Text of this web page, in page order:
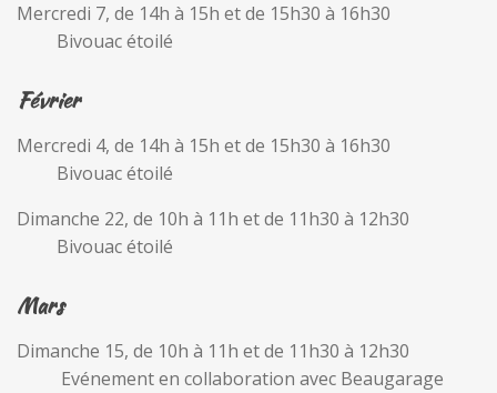
Mercredi 7, de 14h à 15h et de 15h30 à 16h30
Bivouac étoilé
Février
Mercredi 4, de 14h à 15h et de 15h30 à 16h30
Bivouac étoilé
Dimanche 22, de 10h à 11h et de 11h30 à 12h30
Bivouac étoilé
Mars
Dimanche 15, de 10h à 11h et de 11h30 à 12h30
Evénement en collaboration avec Beaugarage